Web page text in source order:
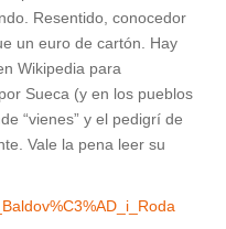
Resentido, conocedor
un euro de cartón. Hay
Wikipedia para
Sueca (y en los pueblos
“vienes” y el pedigrí de
Vale la pena leer su